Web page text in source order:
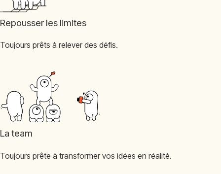
Repousser les limites
Toujours prêts à relever des défis.
La team
Toujours prête à transformer vos idées en réalité.